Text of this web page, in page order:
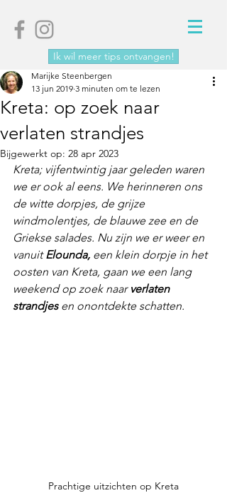
Ik wil meer tips ontvangen!
Kreta: op zoek naar
verlaten strandjes
Marijke Steenbergen
13 jun 2019 3 minuten om te lezen
Bijgewerkt op: 28 apr 2023
Kreta; vijfentwintig jaar geleden waren
we er ook al eens. We herinneren ons
de witte dorpjes, de grijze
windmolentjes, de blauwe zee en de
Griekse salades. Nu zijn we er weer en
vanuit Elounda, een klein dorpje in het
oosten van Kreta, gaan we een lang
weekend op zoek naar verlaten
strandjes en onontdekte schatten.
Prachtige uitzichten op Kreta